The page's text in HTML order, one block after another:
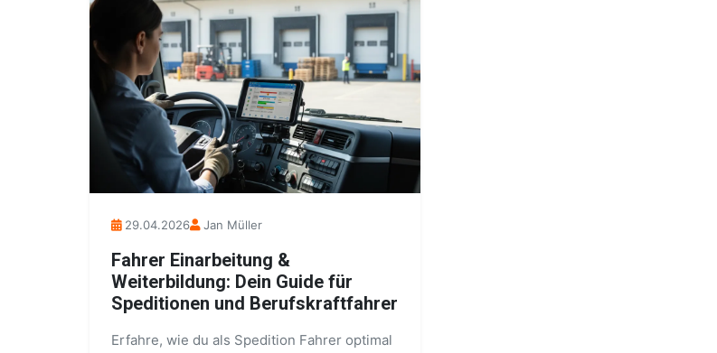
29.04.2026 Jan Müller
Fahrer Einarbeitung &
Weiterbildung: Dein Guide für
Speditionen und Berufskraftfahrer
Erfahre, wie du als Spedition Fahrer optimal